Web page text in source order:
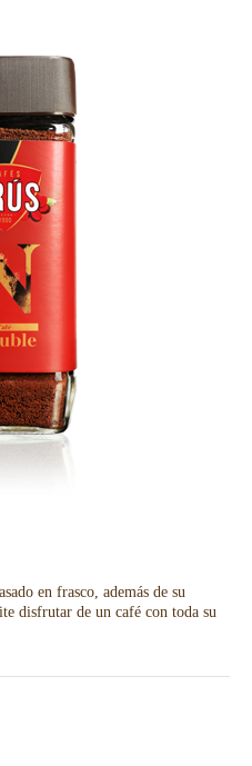
en frasco, además de su
disfrutar de un café con toda su